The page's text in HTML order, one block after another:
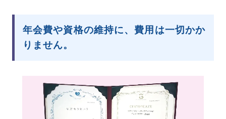
年会費や資格の維持に、費用は一切かか
りません。